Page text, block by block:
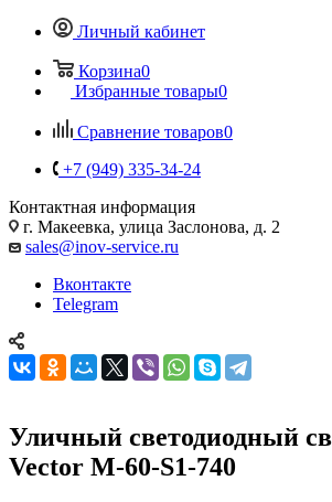
Личный кабинет
Корзина0
Избранные товары0
Сравнение товаров0
+7 (949) 335-34-24
Контактная информация
г. Макеевка, улица Заслонова, д. 2
sales@inov-service.ru
Вконтакте
Telegram
Уличный светодиодный
Vector M-60-S1-740